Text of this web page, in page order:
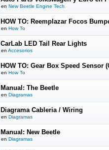
en New Beetle Engine Tech
HOW TO: Reemplazar Focos
en How To
CarLab LED Tail Rear Lights
en Accesorios
HOW TO: Gear Box Speed Sensor
en How To
Manual: The Beetle
en Diagramas
Diagrama Cableria / Wiring
en Diagramas
Manual: New Beetle
en Diagramas